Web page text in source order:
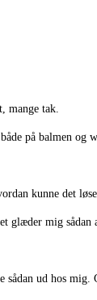
mange tak.
på balmen og
kunne det
glæder mig
ud hos mig.